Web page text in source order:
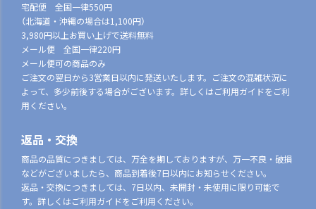
宅配便 全国一律550円
（北海道・沖縄の場合は1,100円）
3,980円以上お買い上げで送料無料
メール便 全国一律220円
メール便可の商品のみ
ご注文の翌日から3営業日以内に発送いたします。ご注文の混雑状況に
よって、多少前後する場合がございます。詳しくはご利用ガイドをご利
用ください。
返品・交換
商品の品質につきましては、万全を期しておりますが、万一不良・破損
などがございましたら、商品到着後7日以内にお知らせください。
返品・交換につきましては、7日以内、未開封・未使用に限り可能で
す。詳しくはご利用ガイドをご利用ください。